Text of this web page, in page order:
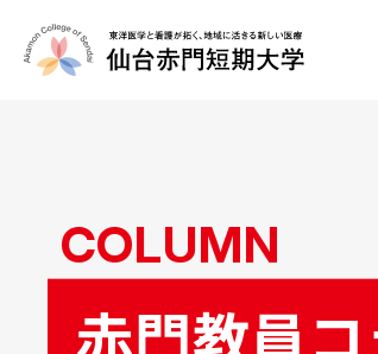
COLUMN
赤門教員